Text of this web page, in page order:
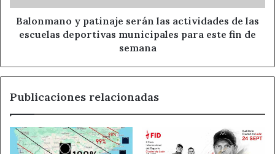
se centran en desarrollar un conjunto de buenas
prácticas que se alojarán en un banco común de
experiencias y referencias exitosas. Con ellas, se
diseñará un paquete educativo digital para la estimulación
cognitiva de las personas de edad avanzada desarrollada
aplicación móvil. Asimismo, las autoridades públicas,
instituciones educativas y otros agentes locales
cooperarán para promocionar el envejecimiento activo y
saludable en las zonas rurales, y diferentes instituciones
escuelas
deportivas
municipales
fin
semana
Balonmano y patinaje serán las actividades de las
escuelas deportivas municipales para este fin de
semana
Publicaciones relacionadas